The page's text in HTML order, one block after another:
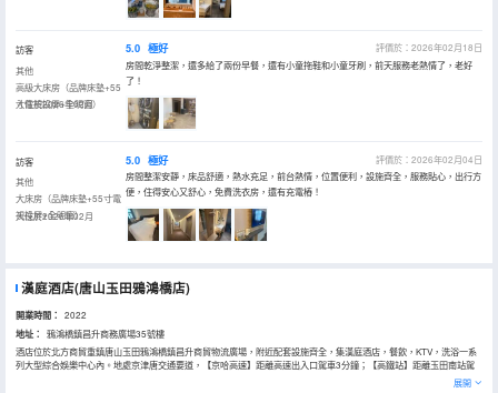
訪客
其他
高級大床房（品牌床墊+55
寸電視投屏+全明窗）
入住於2026年02月
5.0 極好
評價於：2026年02月18日
房間乾淨整潔，還多給了兩份早餐，還有小童拖鞋和小童牙刷，前天服務老熱情了，老好
了！
訪客
其他
大床房（品牌床墊+55寸電
視投屏+全明窗）
入住於2026年02月
5.0 極好
評價於：2026年02月04日
房間整潔安靜，床品舒適，熱水充足，前台熱情，位置便利，設施齊全，服務貼心，出行方
便，住得安心又舒心，免費洗衣房，還有充電樁！
漢庭酒店(唐山玉田鴉鴻橋店)
開業時間： 2022
地址：
鴉鴻橋鎮昌升商務廣場35號樓
酒店位於北方商貿重鎮唐山玉田鴉鴻橋鎮昌升商貿物流廣場，附近配套設施齊全，集漢庭酒店，餐飲，KTV，洗浴一系
列大型綜合娛樂中心內。地處京津唐交通要道，【京哈高速】距離高速出入口駕車3分鐘；【高鐵站】距離玉田南站駕
車10分鐘；【商貿批發】地處商貿城內步行就可到達；毗鄰大型小商品批發市集，周邊餐飲、商超配套完善。酒店全屋
展開